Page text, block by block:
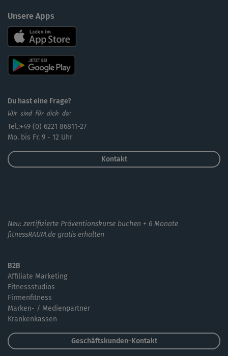
Unsere Apps
Du hast eine Frage?
Wir sind für dich da:
Tel.:+49 (0) 6221 86811-27
Mo. bis Fr. 9 - 12 Uhr
Kontakt
Neu: zertifizierte Präventionskurse buchen + 6 Monate
fitnessRAUM.de gratis erhalten
B2B
Affiliate Marketing
Fitnessstudios
Firmenfitness
Marken- / Medienpartner
Krankenkassen
Geschäftskunden-Kontakt